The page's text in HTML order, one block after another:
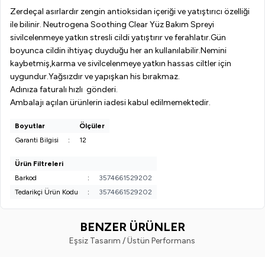
Zerdeçal asırlardır zengin antioksidan içeriği ve yatıştırıcı özelliği
ile bilinir. Neutrogena Soothing Clear Yüz Bakım Spreyi
sivilcelenmeye yatkın stresli cildi yatıştırır ve ferahlatır.Gün
boyunca cildin ihtiyaç duyduğu her an kullanılabilir.Nemini
kaybetmiş,karma ve sivilcelenmeye yatkın hassas ciltler için
uygundur.Yağsızdır ve yapışkan his bırakmaz.
Adınıza faturalı hızlı gönderi.
Ambalajı açılan ürünlerin iadesi kabul edilmemektedir.
Boyutlar
Ölçüler
Garanti Bilgisi
: 12
Ürün Filtreleri
Barkod
:
3574661529202
Tedarikçi Ürün Kodu
: 3574661529202
BENZER ÜRÜNLER
Eşsiz Tasarım / Üstün Performans